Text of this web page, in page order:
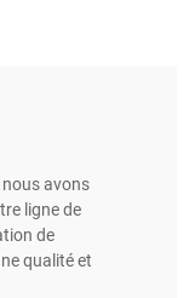
nous avons
ligne de
de
qualité et